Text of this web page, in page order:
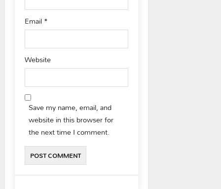
Email*
Website
Save my name, email, and
website in this browser for
the next time I comment.